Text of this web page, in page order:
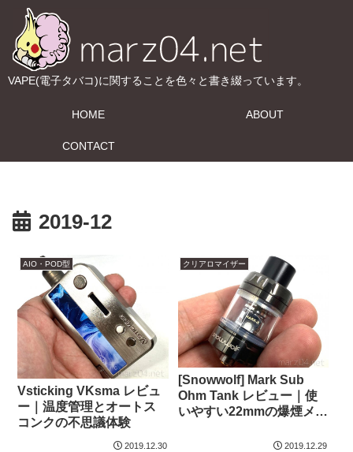
VAPE(電子タバコ)に関することを色々と書き綴っています。
HOME ABOUT
CONTACT
2019-12
AIO・POD型
Vsticking VKsma レビュ
ー｜温度管理とオートス
コンクの不思議体験
2019.12.30
クリアロマイザー
[Snowwolf] Mark Sub
Ohm Tank レビュー｜使
いやすい22mmの爆煙メッ
2019.12.29